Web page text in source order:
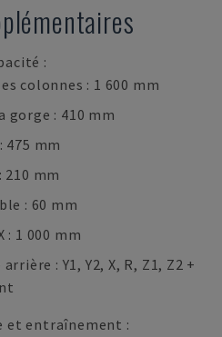
:
colonnes : 1 600 mm
gorge : 410 mm
475 mm
210 mm
: 60 mm
: 1 000 mm
: Y1, Y2, X, R, Z1, Z2 +
et entraînement :